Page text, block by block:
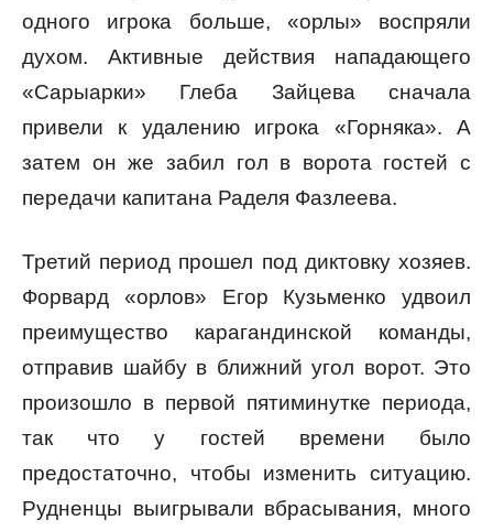
одного игрока больше, «орлы» воспряли
духом. Активные действия нападающего
«Сарыарки» Глеба Зайцева сначала
привели к удалению игрока «Горняка». А
затем он же забил гол в ворота гостей с
передачи капитана Раделя Фазлеева.
Третий период прошел под диктовку хозяев.
Форвард «орлов» Егор Кузьменко удвоил
преимущество карагандинской команды,
отправив шайбу в ближний угол ворот. Это
произошло в первой пятиминутке периода,
так что у гостей времени было
предостаточно, чтобы изменить ситуацию.
Рудненцы выигрывали вбрасывания, много